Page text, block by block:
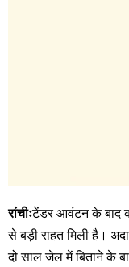
रांचीःटेंडर आवंटन के बाद
से बड़ी राहत मिली है।
दो साल जेल में बिताने के